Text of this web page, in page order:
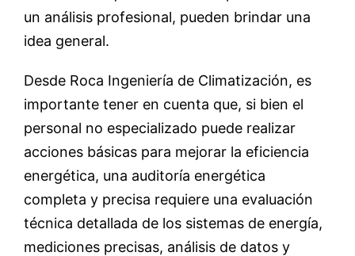
un análisis profesional, pueden brindar una
idea general.
Desde Roca Ingeniería de Climatización, es
importante tener en cuenta que, si bien el
personal no especializado puede realizar
acciones básicas para mejorar la eficiencia
energética, una auditoría energética
completa y precisa requiere una evaluación
técnica detallada de los sistemas de energía,
mediciones precisas, análisis de datos y